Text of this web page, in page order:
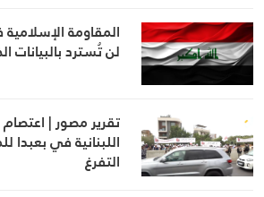
المقاومة
لن تُسترد بالبيانات
تقرير مصور | اعتصام
اللبنانية في بعبدا
التفرغ